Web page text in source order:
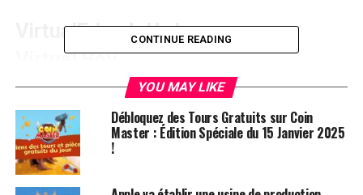
VirtualFriend : Un hommage au
Virtual Boy
Le développeur Adam Gastineau⁢ a récemment lancé‍
« VirtualFriend – Émulateur VB » pour l’Apple Vision ​
Pro, permettant de revivre les jeux de l’expérience VR
éphémère de Nintendo des années 90. L’application est
également compatible avec l’iPhone et l’iPad, bien que
sans l’effet 3D. Bien que cela puisse sembler voué à
CONTINUE READING
YOU MAY LIKE
Débloquez des Tours Gratuits sur Coin
Master : Édition Spéciale du 15 Janvier 2025
!